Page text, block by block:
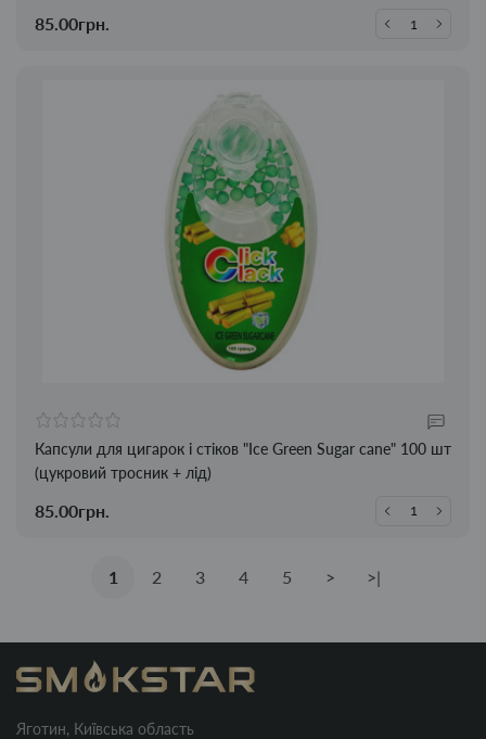
85.00грн.
Капсули для цигарок і стіков "Ice Green Sugar cane" 100 шт
(цукровий тросник + лід)
85.00грн.
1 2 3 4 5 > >|
Яготин, Київська область